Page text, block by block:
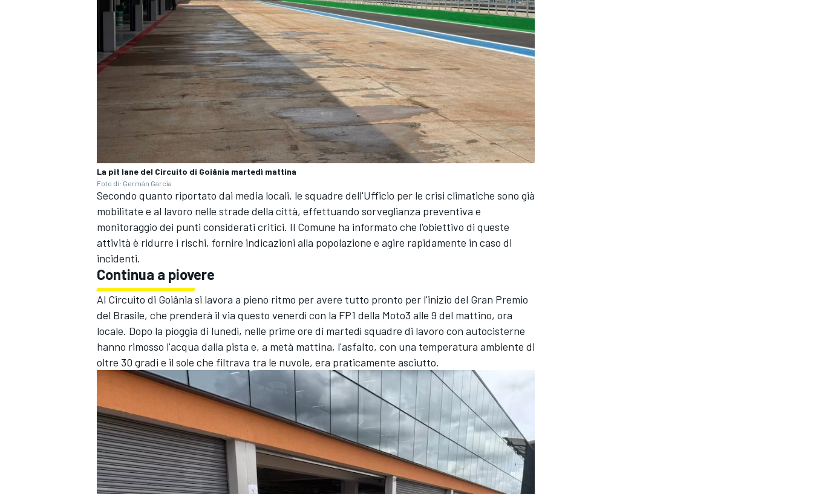
RALLY
La pit lane del Circuito di Goiânia martedì mattina
Foto di: Germán Garcia
Secondo quanto riportato dai media locali, le squadre dell'Ufficio per le crisi climatiche sono già
mobilitate e al lavoro nelle strade della città, effettuando sorveglianza preventiva e
monitoraggio dei punti considerati critici. Il Comune ha informato che l'obiettivo di queste
attività è ridurre i rischi, fornire indicazioni alla popolazione e agire rapidamente in caso di
incidenti.
Continua a piovere
Al Circuito di Goiânia si lavora a pieno ritmo per avere tutto pronto per l'inizio del Gran Premio
del Brasile, che prenderà il via questo venerdì con la FP1 della Moto3 alle 9 del mattino, ora
locale. Dopo la pioggia di lunedì, nelle prime ore di martedì squadre di lavoro con autocisterne
hanno rimosso l'acqua dalla pista e, a metà mattina, l'asfalto, con una temperatura ambiente di
oltre 30 gradi e il sole che filtrava tra le nuvole, era praticamente asciutto.